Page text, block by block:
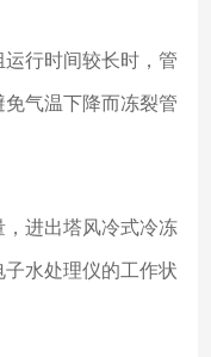
行时间较长时，管
气温下降而冻裂管
进出塔风冷式冷冻
水处理仪的工作状